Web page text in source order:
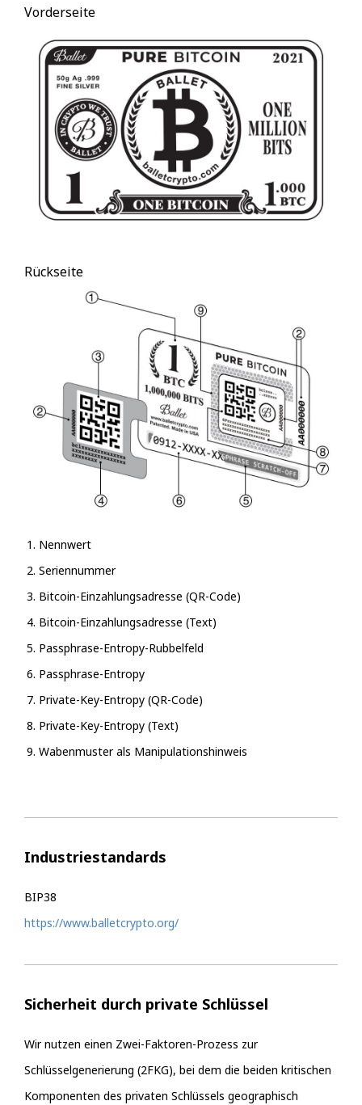
Vorderseite
Rückseite
Nennwert
Seriennummer
Bitcoin-Einzahlungsadresse (QR-Code)
Bitcoin-Einzahlungsadresse (Text)
Passphrase-Entropy-Rubbelfeld
Passphrase-Entropy
Private-Key-Entropy (QR-Code)
Private-Key-Entropy (Text)
Wabenmuster als Manipulationshinweis
Industriestandards
BIP38
https://www.balletcrypto.org/
Sicherheit durch private Schlüssel
Wir nutzen einen Zwei-Faktoren-Prozess zur
Schlüsselgenerierung (2FKG), bei dem die beiden kritischen
Komponenten des privaten Schlüssels geographisch